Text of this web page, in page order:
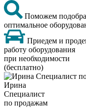
Поможем
оптимальное
Приедем и
работу оборудования
при необходимости
(бесплатно)
Ирина
Специалист
по продажам